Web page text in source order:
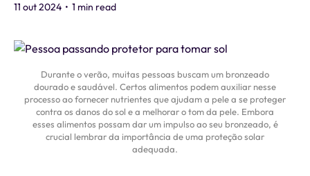
11 out 2024 • 1 min read
Durante o verão, muitas pessoas buscam um bronzeado
dourado e saudável. Certos alimentos podem auxiliar nesse
processo ao fornecer nutrientes que ajudam a pele a se proteger
contra os danos do sol e a melhorar o tom da pele. Embora
esses alimentos possam dar um impulso ao seu bronzeado, é
crucial lembrar da importância de uma proteção solar
adequada.